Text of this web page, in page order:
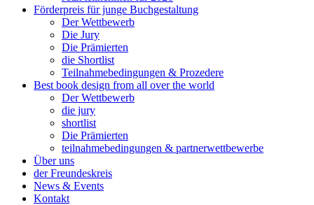
Förderpreis für junge Buchgestaltung
Der Wettbewerb
Die Jury
Die Prämierten
die Shortlist
Teilnahmebedingungen & Prozedere
Best book design from all over the world
Der Wettbewerb
die jury
shortlist
Die Prämierten
teilnahmebedingungen & partnerwettbewerbe
Über uns
der Freundeskreis
News & Events
Kontakt